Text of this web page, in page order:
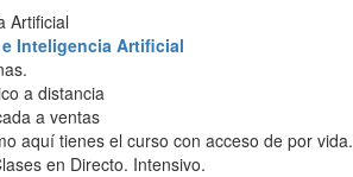
Artificial
Inteligencia Artificial
a distancia
a ventas
aquí tienes el curso con acceso de por vida.
en Directo. Intensivo.